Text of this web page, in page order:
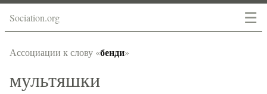
☰
Sociation.org
Ассоциации к слову «бенди»
мультяшки